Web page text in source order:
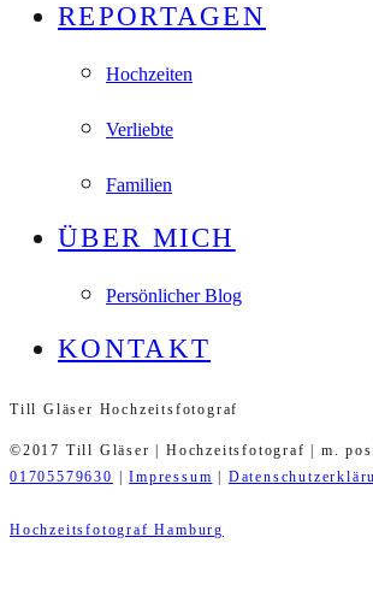
REPORTAGEN
Hochzeiten
Verliebte
Familien
ÜBER MICH
Persönlicher Blog
KONTAKT
Till Gläser Hochzeitsfotograf
©2017 Till Gläser | Hochzeitsfotograf | m.
01705579630
|Impressum
Hochzeitsfotograf Hamburg